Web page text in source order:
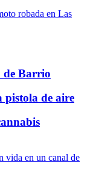
de Barrio
de aire